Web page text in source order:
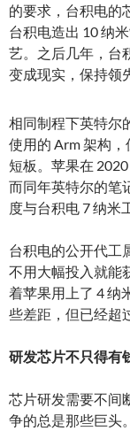
的要求，台积电的
台积电造出 10 纳
艺。之后几年，台
变成现实，保持领
相同制程下英特尔
使用的 Arm 架构
短板。苹果在
而同年英特尔的笔
度与台积电 7 纳米
台积电的公开代工
不用大幅投入就能
着苹果用上了 4 纳
些差距，但已经超
研发芯片不只得有
芯片研发需要不间
争的总是那些巨头